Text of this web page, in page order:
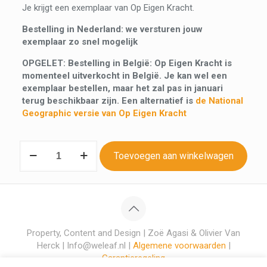
Je krijgt een exemplaar van Op Eigen Kracht.
Bestelling in Nederland: we versturen jouw
exemplaar zo snel mogelijk
OPGELET: Bestelling in België: Op Eigen Kracht is
momenteel uitverkocht in België. Je kan wel een
exemplaar bestellen, maar het zal pas in januari
terug beschikbaar zijn. Een alternatief is de National
Geographic versie van Op Eigen Kracht
Eigen
aantal
Toevoegen aan winkelwagen
Property, Content and Design | Zoë Agasi & Olivier Van
Herck | Info@weleaf.nl | Algemene voorwaarden |
Garantieregeling